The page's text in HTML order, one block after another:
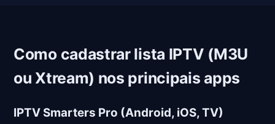
Como cadastrar lista IPTV (M3U
ou Xtream) nos principais apps
IPTV Smarters Pro (Android, iOS, TV)